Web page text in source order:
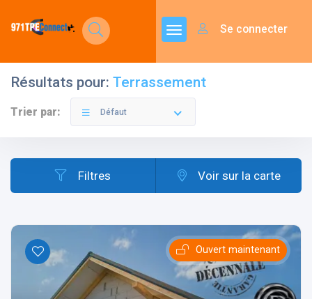
Se connecter
Résultats pour: Terrassement
Trier par: Défaut
Filtres Voir sur la carte
Ouvert maintenant